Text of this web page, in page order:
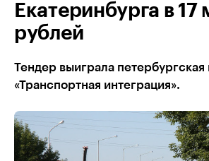
Екатеринбурга в 17
рублей
Тендер выиграла петербургская
«Транспортная интеграция».